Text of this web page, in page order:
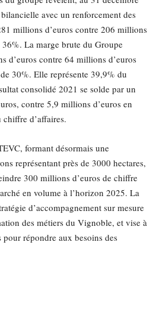
avec un renforcement des
millions d’euros contre 206 millions
36%. La marge brute du Groupe
d’euros contre 64 millions d’euros
30%. Elle représente 39,9% du
consolidé 2021 se solde par un
contre 5,9 millions d’euros en
d’affaires.
formant désormais une
représentant près de 3000 hectares,
300 millions d’euros de chiffre
en volume à l’horizon 2025. La
d’accompagnement sur mesure
des métiers du Vignoble, et vise à
répondre aux besoins des